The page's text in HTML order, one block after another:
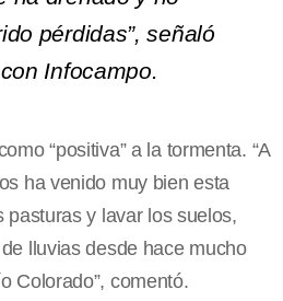
pérdidas”, señaló
Infocampo.
“positiva” a la tormenta. “A
ha venido muy bien esta
pasturas y lavar los suelos,
lluvias desde hace mucho
Colorado”, comentó.